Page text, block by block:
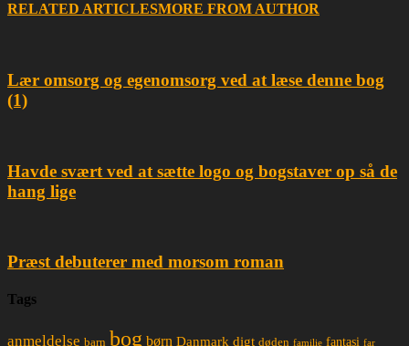
RELATED ARTICLESMORE FROM AUTHOR
Lær omsorg og egenomsorg ved at læse denne bog
(1)
Havde svært ved at sætte logo og bogstaver op så de
hang lige
Præst debuterer med morsom roman
Tags
anmeldelse barn bog børn Danmark digt døden familie fantasi far